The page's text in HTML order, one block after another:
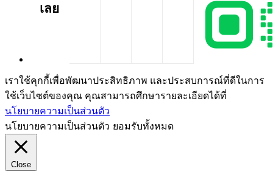
เลย
เราใช้คุกกี้เพื่อพัฒนาประสิทธิภาพ และประสบการณ์ที่ดีในการ
ใช้เว็บไซต์ของคุณ คุณสามารถศึกษารายละเอียดได้ที่
นโยบายความเป็นส่วนตัว
นโยบายความเป็นส่วนตัว ยอมรับทั้งหมด
Close